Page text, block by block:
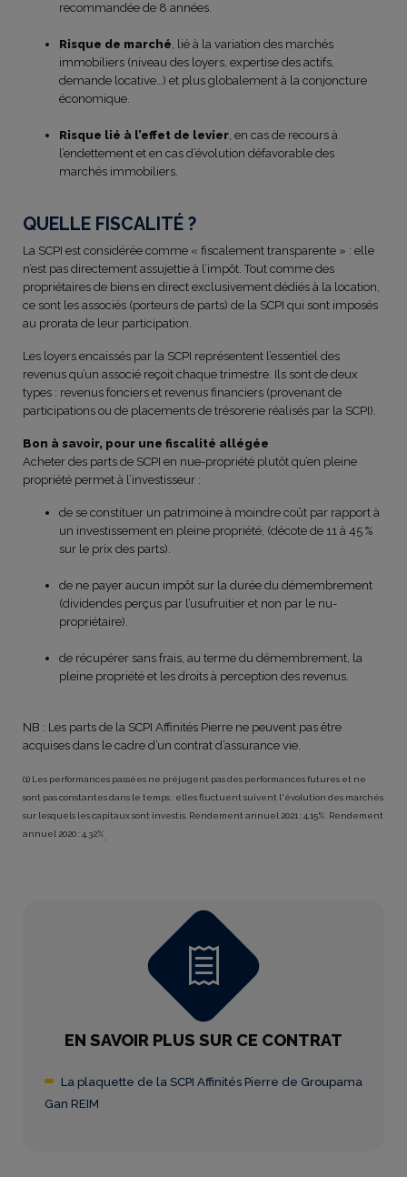
recommandée de 8 années.
Risque de marché, lié à la variation des marchés
immobiliers (niveau des loyers, expertise des actifs,
demande locative…) et plus globalement à la conjoncture
économique.
Risque lié à l’effet de levier, en cas de recours à
l’endettement et en cas d’évolution défavorable des
marchés immobiliers.
QUELLE FISCALITÉ ?
La SCPI est considérée comme « fiscalement transparente » : elle
n’est pas directement assujettie à l’impôt. Tout comme des
propriétaires de biens en direct exclusivement dédiés à la location,
ce sont les associés (porteurs de parts) de la SCPI qui sont imposés
au prorata de leur participation.
Les loyers encaissés par la SCPI représentent l’essentiel des
revenus qu’un associé reçoit chaque trimestre. Ils sont de deux
types : revenus fonciers et revenus financiers (provenant de
participations ou de placements de trésorerie réalisés par la SCPI).
Bon à savoir, pour une fiscalité allégée
Acheter des parts de SCPI en nue-propriété plutôt qu’en pleine
propriété permet à l’investisseur :
de se constituer un patrimoine à moindre coût par rapport à
un investissement en pleine propriété, (décote de 11 à 45 %
sur le prix des parts).
de ne payer aucun impôt sur la durée du démembrement
(dividendes perçus par l’usufruitier et non par le nu-
propriétaire).
de récupérer sans frais, au terme du démembrement, la
pleine propriété et les droits à perception des revenus.
NB : Les parts de la SCPI Affinités Pierre ne peuvent pas être
acquises dans le cadre d’un contrat d’assurance vie.
(1) Les performances passées ne préjugent pas des performances futures et ne
sont pas constantes dans le temps : elles fluctuent suivent l'évolution des marchés
sur lesquels les capitaux sont investis. Rendement annuel 2021 : 4,15%. Rendement
annuel 2020 : 4,32%.
EN SAVOIR PLUS SUR CE CONTRAT
La plaquette de la SCPI Affinités Pierre de Groupama
Gan REIM